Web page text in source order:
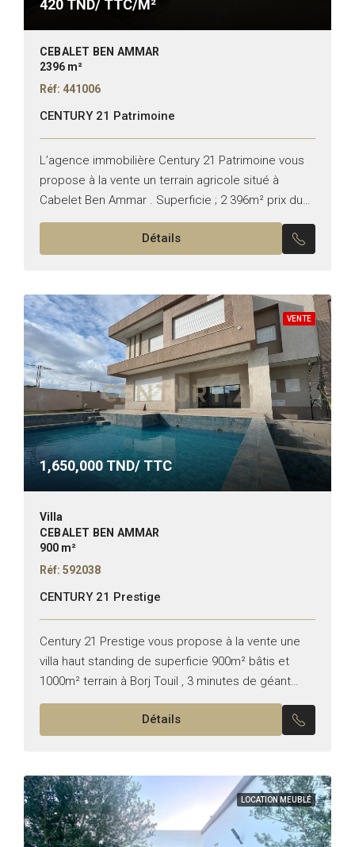
420 TND/ TTC/M²
CEBALET BEN AMMAR
2396 m²
Réf: 441006
CENTURY 21 Patrimoine
L’agence immobilière Century 21 Patrimoine vous
propose à la vente un terrain agricole situé à
Cabelet Ben Ammar . Superficie ; 2 396m² prix du
m² 420DT Emplacement ; premium Pour plus...
Détails
VENTE
1,650,000 TND/ TTC
Villa
CEBALET BEN AMMAR
900 m²
Réf: 592038
CENTURY 21 Prestige
Century 21 Prestige vous propose à la vente une
villa haut standing de superficie 900m² bâtis et
1000m² terrain à Borj Touil , 3 minutes de géant
composée de : -Au Rez-de-chaussée...
Détails
LOCATION MEUBLÉ